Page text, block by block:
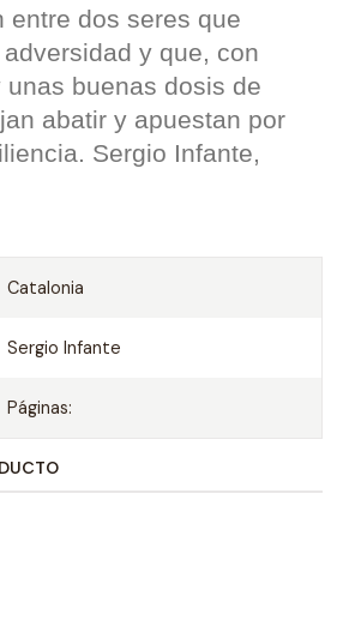
entre dos seres que
y que, con
buenas dosis de
abatir y apuestan por
Sergio Infante,
Catalonia
Sergio Infante
Páginas: